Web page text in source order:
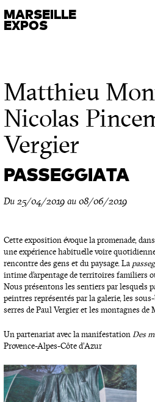
MARSEILLE
EXPOS
VISITES GUIDÉES
Les rendez-vous de l’art contemporain
Matthieu
Nicolas
Vergier
PASSEGGIATA
Du 25/04/2019 au 08/06/2019
Cette exposition évoque la promenade,
une expérience habituelle voire quotidienne
rencontre des gens et du paysage. La
intime d’arpentage de territoires familiers
Nous présentons les sentiers par lesquels
peintres représentés par la galerie, les
serres de Paul Vergier et les montagnes
Un partenariat avec la manifestationDes
Provence-Alpes-Côte d’Azur